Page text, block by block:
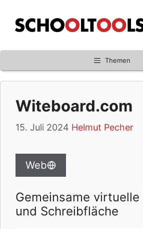
Inhalt
springen
Themen
Witeboard.com
15. Juli 2024 Helmut Pecher
Web
Gemeinsame
und Schreibfläche